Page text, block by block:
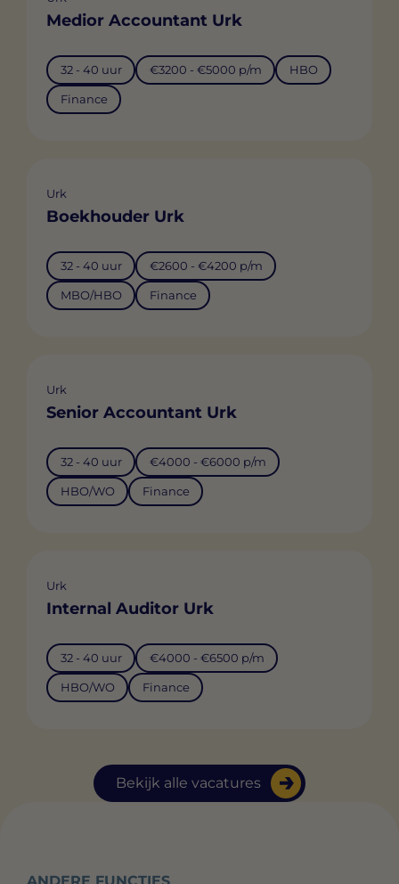
Bekijk alle vacatures
Medior Accountant Urk
32 - 40 uur €3200 - €5000 p/m HBO
Finance
Urk
Boekhouder Urk
32 - 40 uur €2600 - €4200 p/m
MBO/HBO Finance
Urk
Senior Accountant Urk
32 - 40 uur €4000 - €6000 p/m
HBO/WO Finance
Urk
Internal Auditor Urk
32 - 40 uur €4000 - €6500 p/m
HBO/WO Finance